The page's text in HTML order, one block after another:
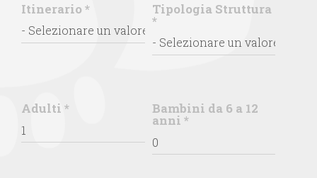
Itinerario * Tipologia Struttura
*
Adulti * Bambini da 6 a 12
anni *